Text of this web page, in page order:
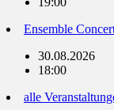
Ensemble
30.08.2026
18:00
alle